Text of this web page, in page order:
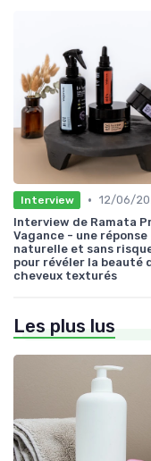
Interview • 12/06/
Interview de Ramata
Vagance - une réponse
naturelle et sans
pour révéler la beauté
cheveux texturés
Les plus lus